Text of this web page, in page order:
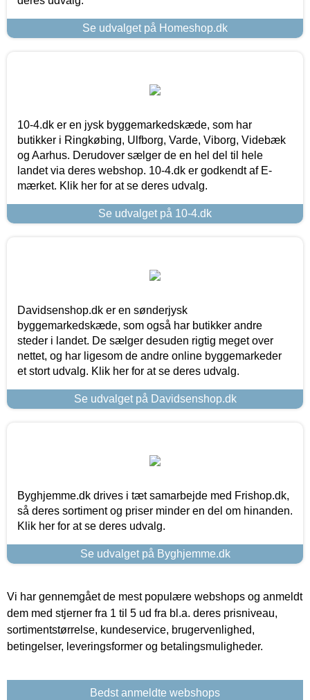
Se udvalget på Homeshop.dk
10-4.dk er en jysk byggemarkedskæde, som har
butikker i Ringkøbing, Ulfborg, Varde, Viborg, Videbæk
og Aarhus. Derudover sælger de en hel del til hele
landet via deres webshop. 10-4.dk er godkendt af E-
mærket. Klik her for at se deres udvalg.
Se udvalget på 10-4.dk
Davidsenshop.dk er en sønderjysk
byggemarkedskæde, som også har butikker andre
steder i landet. De sælger desuden rigtig meget over
nettet, og har ligesom de andre online byggemarkeder
et stort udvalg. Klik her for at se deres udvalg.
Se udvalget på Davidsenshop.dk
Byghjemme.dk drives i tæt samarbejde med Frishop.dk,
så deres sortiment og priser minder en del om hinanden.
Klik her for at se deres udvalg.
Se udvalget på Byghjemme.dk
Vi har gennemgået de mest populære webshops og anmeldt
dem med stjerner fra 1 til 5 ud fra bl.a. deres prisniveau,
sortimentstørrelse, kundeservice, brugervenlighed,
betingelser, leveringsformer og betalingsmuligheder.
Bedst anmeldte webshops